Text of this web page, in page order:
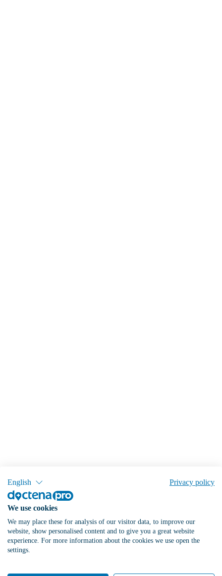
English Privacy policy
We use cookies
We may place these for analysis of our visitor data, to improve our
website, show personalised content and to give you a great website
experience. For more information about the cookies we use open the
settings.